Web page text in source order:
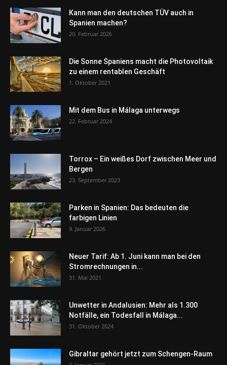
Kann man den deutschen TÜV auch in
Spanien machen?
20. Februar 2026
Die Sonne Spaniens macht die Photovoltaik
zu einem rentablen Geschäft
1. Oktober 2021
Mit dem Bus in Málaga unterwegs
22. Februar 2024
Torrox – Ein weißes Dorf zwischen Meer und
Bergen
23. September 2023
Parken in Spanien: Das bedeuten die
farbigen Linien
9. Januar 2026
Neuer Tarif: Ab 1. Juni kann man bei den
Stromrechnungen in...
31. Mai 2021
Unwetter in Andalusien: Mehr als 1.300
Notfälle, ein Todesfall in Málaga...
31. Oktober 2024
Gibraltar gehört jetzt zum Schengen-Raum